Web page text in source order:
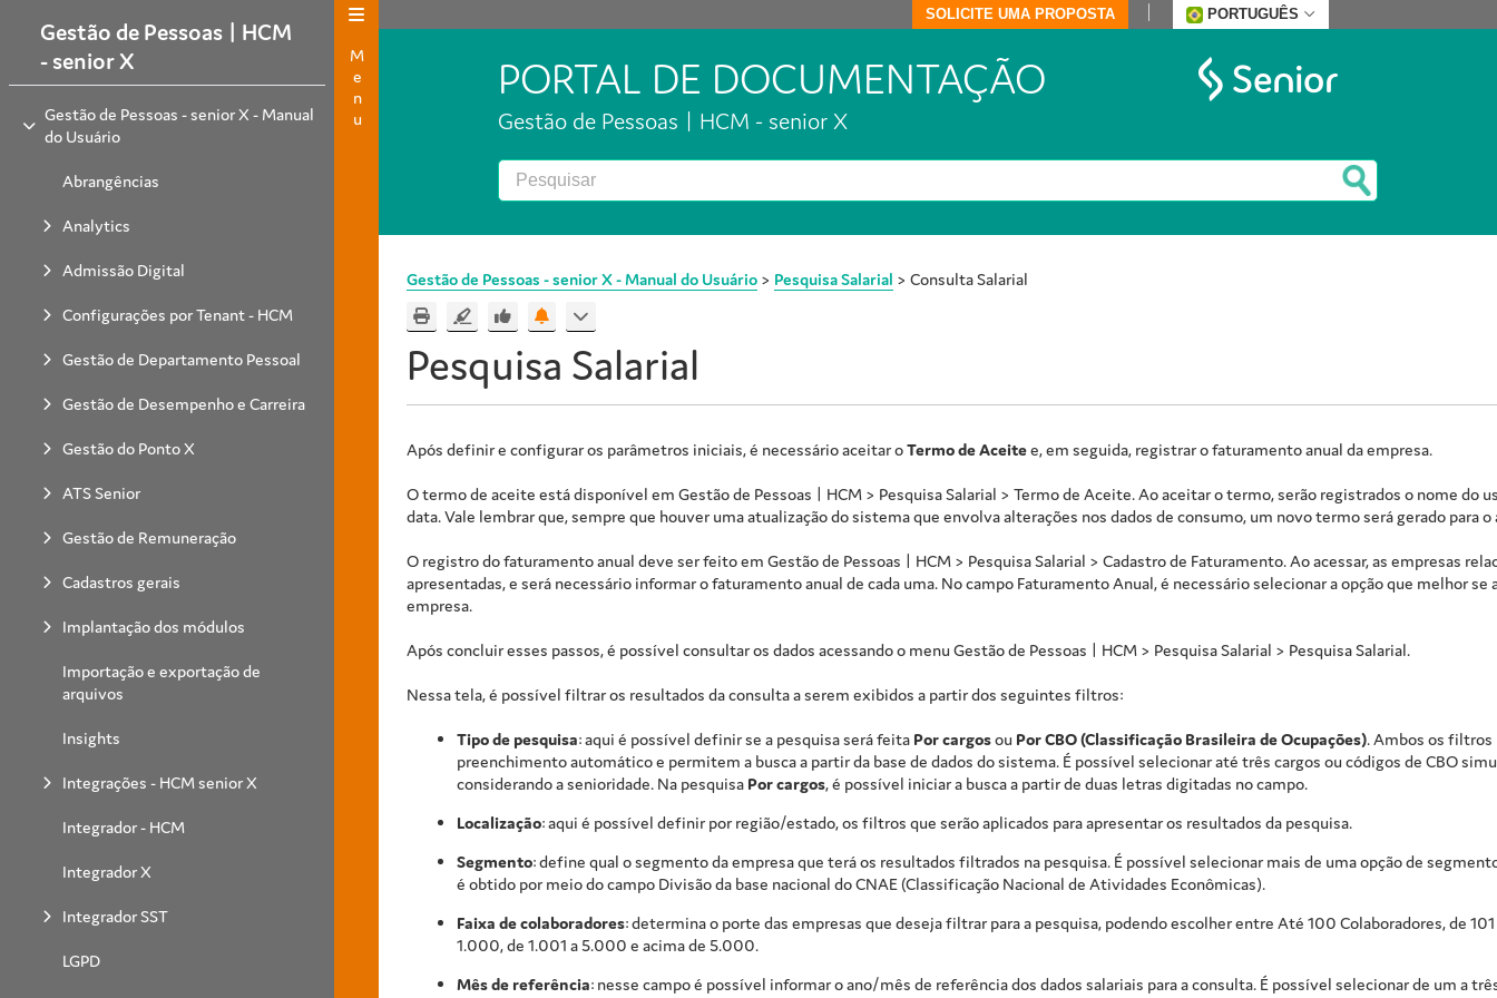
Gestão de Pessoas | HCM
- senior X
Gestão de Pessoas - senior X - Manual
do Usuário
Abrangências
Analytics
Admissão Digital
Configurações por Tenant - HCM
Gestão de Departamento Pessoal
Gestão de Desempenho e Carreira
Gestão do Ponto X
ATS Senior
Gestão de Remuneração
Cadastros gerais
Implantação dos módulos
Importação e exportação de
arquivos
Insights
Integrações - HCM senior X
Integrador - HCM
Integrador X
Integrador SST
LGPD
Menu
SOLICITE UMA PROPOSTA PORTUGUÊS
PORTAL DE DOCUMENTAÇÃO
Gestão de Pessoas | HCM - senior X
Gestão de Pessoas - senior X - Manual do Usuário > Pesquisa Salarial > Consulta Salarial
Pesquisa Salarial
Após definir e configurar os parâmetros iniciais, é necessário aceitar oTermo de Aceitee, em seguida, registrar o faturamento anual da empresa.
O termo de aceite está disponível em Gestão de Pessoas | HCM > Pesquisa Salarial > Termo de Aceite. Ao aceitar o termo, serão registrados o nome do
data. Vale lembrar que, sempre que houver uma atualização do sistema que envolva alterações nos dados de consumo, um novo termo será gerado para
O registro do faturamento anual deve ser feito em Gestão de Pessoas | HCM > Pesquisa Salarial > Cadastro de Faturamento. Ao acessar, as empresas
apresentadas, e será necessário informar o faturamento anual de cada uma. No campo Faturamento Anual, é necessário selecionar a opção que melhor se
empresa.
Após concluir esses passos, é possível consultar os dados acessando o menu Gestão de Pessoas | HCM > Pesquisa Salarial > Pesquisa Salarial.
Nessa tela, é possível filtrar os resultados da consulta a serem exibidos a partir dos seguintes filtros:
Tipo de pesquisa: aqui é possível definir se a pesquisa será feita Por cargosou Por CBO (Classificação Brasileira de Ocupações). Ambos os filtros
preenchimento automático e permitem a busca a partir da base de dados do sistema. É possível selecionar até três cargos ou códigos de CBO
considerando a senioridade. Na pesquisa Por cargos, é possível iniciar a busca a partir de duas letras digitadas no campo.
Localização: aqui é possível definir por região/estado, os filtros que serão aplicados para apresentar os resultados da pesquisa.
Segmento: define qual o segmento da empresa que terá os resultados filtrados na pesquisa. É possível selecionar mais de uma opção de
é obtido por meio do campo Divisão da base nacional do CNAE (Classificação Nacional de Atividades Econômicas).
Faixa de colaboradores: determina o porte das empresas que deseja filtrar para a pesquisa, podendo escolher entre Até 100 Colaboradores, de
1.000, de 1.001 a 5.000 e acima de 5.000.
Mês de referência: nesse campo é possível informar o ano/mês de referência dos dados salariais para a consulta. É possível selecionar de um a